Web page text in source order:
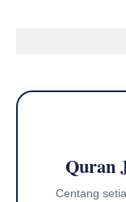
Quran
Centang